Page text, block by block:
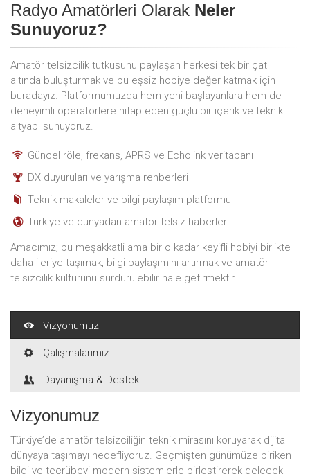
Radyo Amatörleri Olarak Neler
Sunuyoruz?
Amatör telsizcilik tutkusunu paylaşan herkesi tek bir çatı
altında buluşturmak ve bu eşsiz hobiye değer katmak için
buradayız. Platformumuzda hem yeni başlayanlara hem de
deneyimli operatörlere hitap eden güçlü bir içerik ve teknik
altyapı sunuyoruz.
Güncel röle, frekans, APRS ve Echolink veritabanı
DX duyuruları ve yarışma rehberleri
Teknik makaleler ve bilgi paylaşım platformu
Türkiye ve dünyadan amatör telsiz haberleri
Amacımız; bu meşakkatli ama bir o kadar keyifli hobiyi birlikte
daha ileriye taşımak, bilgi paylaşımını artırmak ve amatör
telsizcilik kültürünü sürdürülebilir hale getirmektir.
Vizyonumuz
Çalışmalarımız
Dayanışma & Destek
Vizyonumuz
Türkiye’de amatör telsizciliğin teknik mirasını koruyarak dijital
dünyaya taşımayı hedefliyoruz. Geçmişten günümüze biriken
bilgi ve tecrübeyi modern sistemlerle birleştirerek gelecek